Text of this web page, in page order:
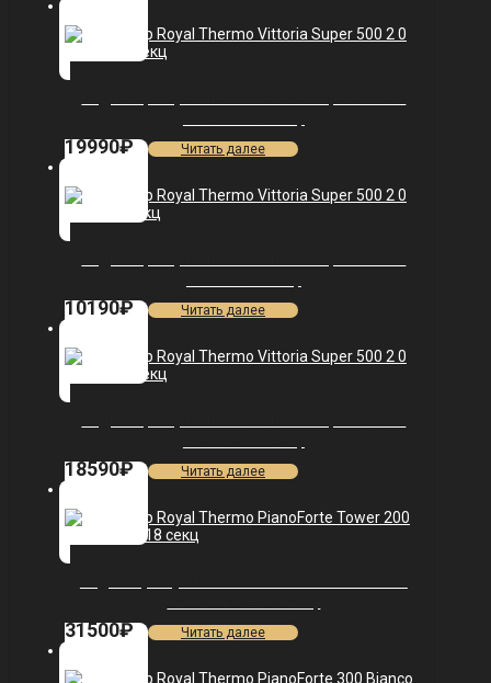
19990₽ Читать далее
10190₽ Читать далее
18590₽ Читать далее
31500₽ Читать далее